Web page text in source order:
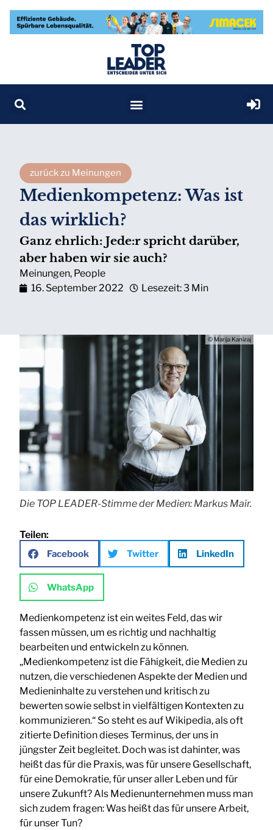
zurück zu Meinungen
Medienkompetenz: Was ist
das wirklich?
Ganz ehrlich: Jede:r spricht darüber,
aber haben wir sie auch?
Meinungen, People
16. September 2022
Lesezeit: 3 Min
© Marija Kanizaj
Die TOP LEADER-Stimme der Medien: Markus Mair.
Teilen:
Facebook Twitter LinkedIn
WhatsApp
Medienkompetenz ist ein weites Feld, das wir
fassen müssen, um es richtig und nachhaltig
bearbeiten und entwickeln zu können.
„Medienkompetenz ist die Fähigkeit, die Medien zu
nutzen, die verschiedenen Aspekte der Medien und
Medieninhalte zu verstehen und kritisch zu
bewerten sowie selbst in vielfältigen Kontexten zu
kommunizieren.“ So steht es auf Wikipedia, als oft
zitierte Definition dieses Terminus, der uns in
jüngster Zeit begleitet. Doch was ist dahinter, was
heißt das für die Praxis, was für unsere Gesellschaft,
für eine Demokratie, für unser aller Leben und für
unsere Zukunft? Als Medienunternehmen muss man
sich zudem fragen: Was heißt das für unsere Arbeit,
für unser Tun?